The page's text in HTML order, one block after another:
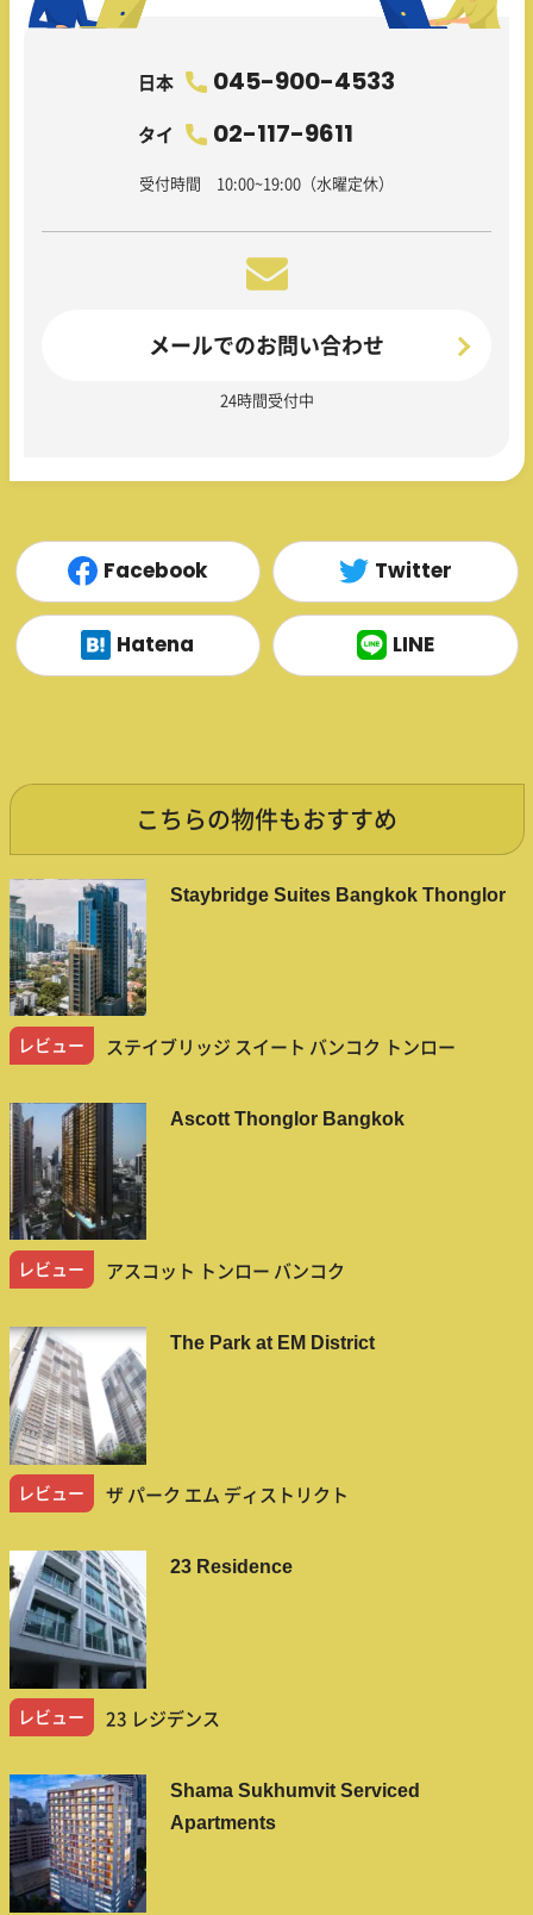
日本 045-900-4533
タイ 02-117-9611
受付時間 10:00~19:00（水曜定休）
メールでのお問い合わせ
24時間受付中
Facebook Twitter
Hatena LINE
こちらの物件もおすすめ
Staybridge Suites Bangkok Thonglor
レビュー ステイブリッジ スイート バンコク トンロー
Ascott Thonglor Bangkok
レビュー アスコット トンロー バンコク
The Park at EM District
レビュー ザ パーク エム ディストリクト
23 Residence
レビュー 23 レジデンス
Shama Sukhumvit Serviced
Apartments